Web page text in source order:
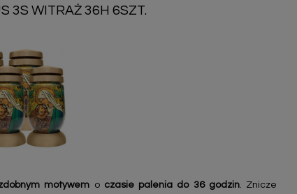
3S WITRAŻ 36H 6SZT.
motywem o czasie palenia do 36 godzin. Znicze